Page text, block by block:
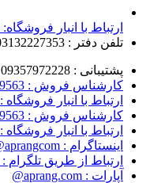
ارتباط با انبار فروشگاه: 09132848814
تلفن دفتر : 03132227353
پشتیبانی : 09357972228
کارشناس فروش : 09134849563
ارتباط با انبار فروشگاه : 09132848814
کارشناس فروش : 09134849563
ارتباط با انبار فروشگاه : 09134849563
اینستاگرام : aprangcom@
ارتباط از طریق تلگرام : aprangco@
آپارات : aprang.com@